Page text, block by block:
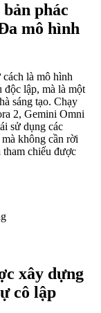
phác
mô hình
là mô hình
lập, mà là một
sáng tạo. Chạy
2, Gemini Omni
sử dụng các
không cần rời
chiếu được
xây dựng
cô lập